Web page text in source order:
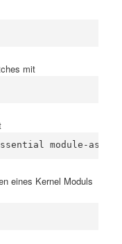
mit
module-
eines Kernel Moduls